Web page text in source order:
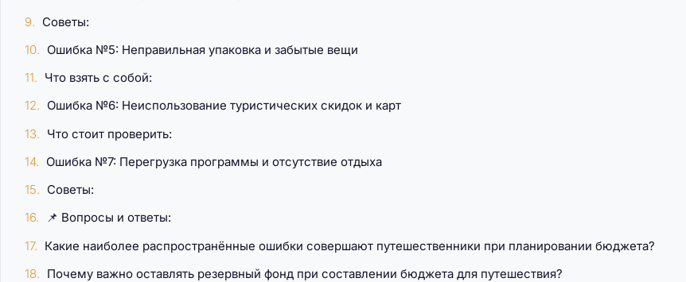
Советы:
Ошибка №5: Неправильная упаковка и забытые вещи
Что взять с собой:
Ошибка №6: Неиспользование туристических скидок и карт
Что стоит проверить:
Ошибка №7: Перегрузка программы и отсутствие отдыха
Советы:
📌 Вопросы и ответы:
Какие наиболее распространённые ошибки совершают путешественники при планировании бюджета?
Почему важно оставлять резервный фонд при составлении бюджета для путешествия?